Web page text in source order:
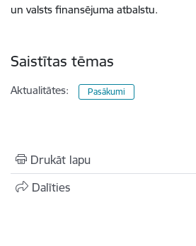
un valsts finansējuma atbalstu.
Saistītas tēmas
Aktualitātes: Pasākumi
Drukāt lapu
Dalīties